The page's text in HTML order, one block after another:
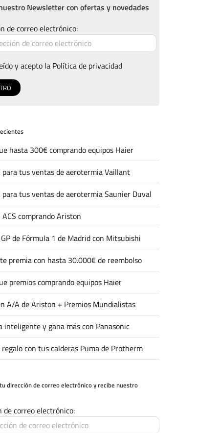
Newsletter con ofertas y novedades
de correo electrónico:
y acepto la Política de privacidad
hasta 300€ comprando equipos Haier
tus ventas de aerotermia Vaillant
tus ventas de aerotermia Saunier Duval
comprando Ariston
de Fórmula 1 de Madrid con Mitsubishi
premia con hasta 30.000€ de reembolso
premios comprando equipos Haier
A/A de Ariston + Premios Mundialistas
inteligente y gana más con Panasonic
con tus calderas Puma de Protherm
dirección de correo electrónico y recibe nuestro
de correo electrónico: